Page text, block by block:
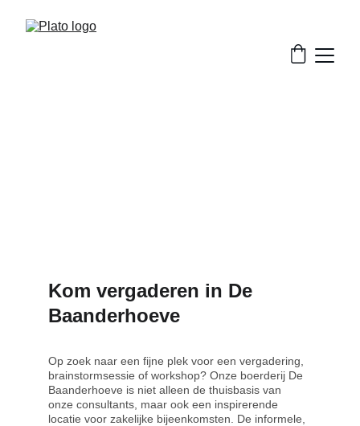
Kom vergaderen in De
Baanderhoeve
Op zoek naar een fijne plek voor een vergadering,
brainstormsessie of workshop? Onze boerderij De
Baanderhoeve is niet alleen de thuisbasis van
onze consultants, maar ook een inspirerende
locatie voor zakelijke bijeenkomsten. De informele,